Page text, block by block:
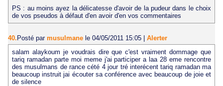
PS : au moins ayez la délicatesse d'avoir de la pudeur dans le choix
de vos pseudos à défaut d'en avoir d'en vos commentaires
40. Posté par musulmane le 04/05/2011 15:05
Alerter
salam alaykoum je voudrais dire que c'est vraiment dommage que
tariq ramadan parte moi meme j'ai participer a laa 28 eme rencontre
des musulmans de rance cété 4 jour tré interécent tariq ramadan ma
beaucoup instruit jai écouter sa conférence avec beaucoup de joie et
de silence